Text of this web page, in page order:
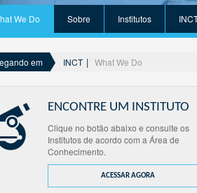
We Do Sobre Institutos
em INCT What We Do
ENCONTRE UM INSTITUTO
Clique no botão abaixo e consulte os
Institutos de acordo com a Área de
Conhecimento.
ACESSAR AGORA